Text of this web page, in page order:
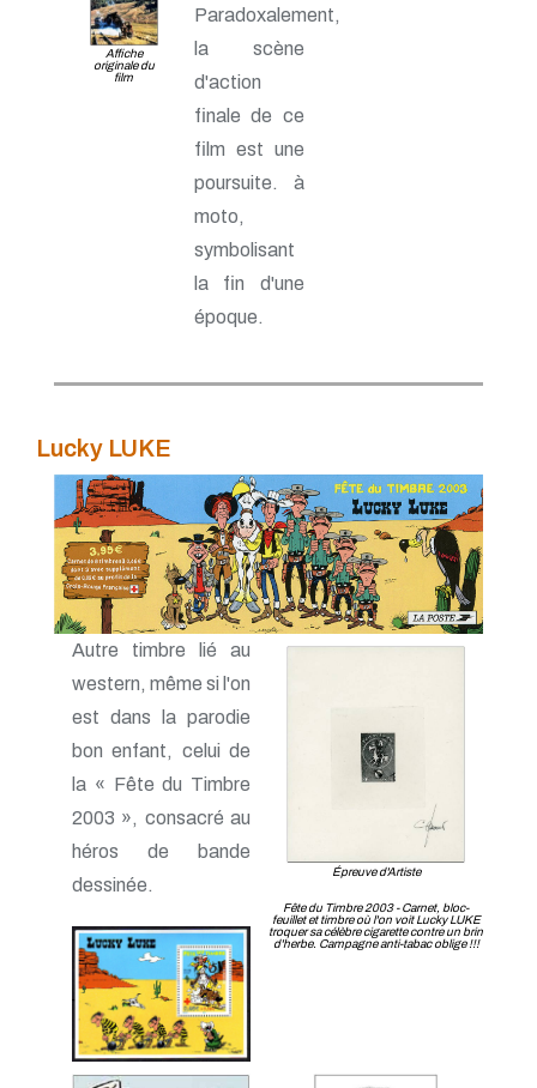
Affiche
originale du
film
Paradoxalement,
la scène
d'action
finale de ce
film est une
poursuite. à
moto,
symbolisant
la fin d'une
époque.
Lucky LUKE
Autre timbre lié au
western, même si l'on
est dans la parodie
bon enfant, celui de
la « Fête du Timbre
2003 », consacré au
héros de bande
dessinée.
Épreuve d'Artiste
Fête du Timbre 2003 - Carnet, bloc-
feuillet et timbre où l'on voit Lucky LUKE
troquer sa célèbre cigarette contre un brin
d'herbe. Campagne anti-tabac oblige !!!